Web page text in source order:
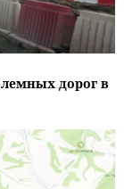
дорог в